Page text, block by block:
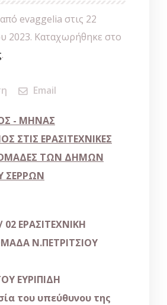
evaggelia στις 22
2023. Καταχωρήθηκε στο
.
Email
- ΜΗΝΑΣ
ΣΤΙΣ ΕΡΑΣΙΤΕΧΝΙΚΕΣ
ΟΜΑΔΕΣ ΤΩΝ ΔΗΜΩΝ
ΣΕΡΡΩΝ
02 ΕΡΑΣΙΤΕΧΝΙΚΗ
Ν.ΠΕΤΡΙΤΣΙΟΥ
ΕΥΡΙΠΙΔΗ
του υπεύθυνου της